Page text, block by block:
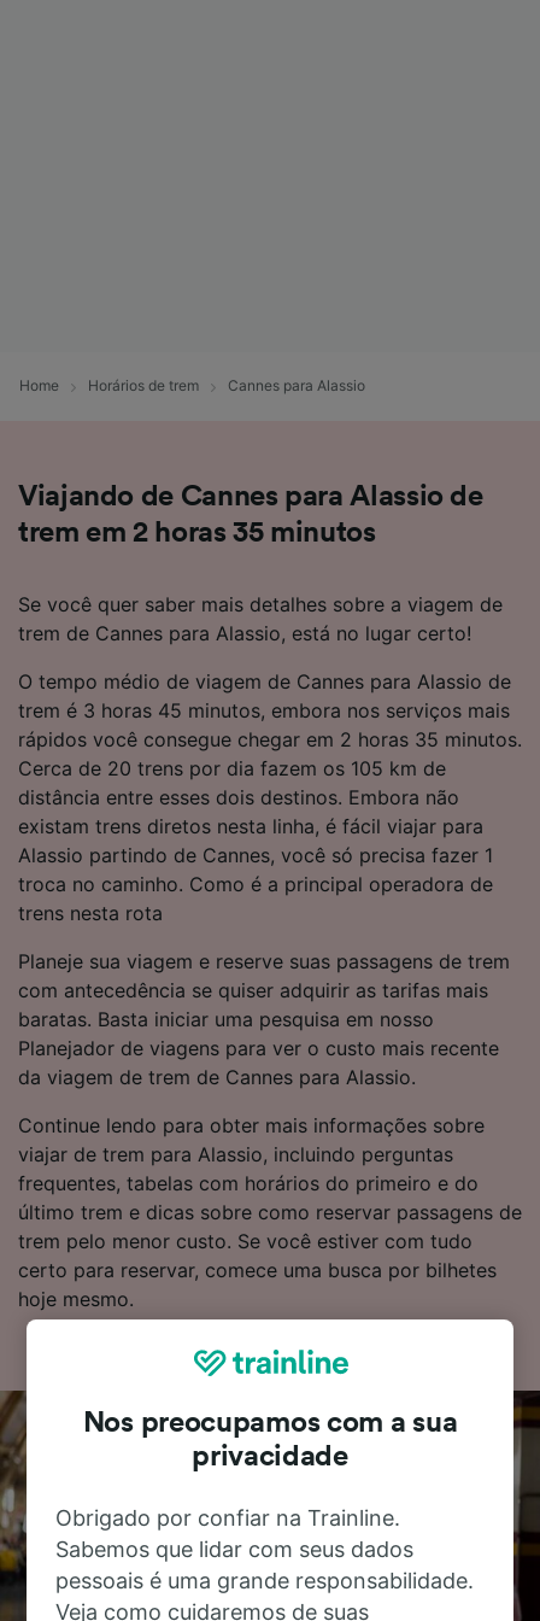
Home Horários de trem Cannes para Alassio
Viajando de Cannes para Alassio de
trem em 2 horas 35 minutos
Se você quer saber mais detalhes sobre a viagem de
trem de Cannes para Alassio, está no lugar certo!
O tempo médio de viagem de Cannes para Alassio de
trem é 3 horas 45 minutos, embora nos serviços mais
rápidos você consegue chegar em 2 horas 35 minutos.
Cerca de 20 trens por dia fazem os 105 km de
distância entre esses dois destinos. Embora não
existam trens diretos nesta linha, é fácil viajar para
Alassio partindo de Cannes, você só precisa fazer 1
troca no caminho. Como é a principal operadora de
trens nesta rota
Planeje sua viagem e reserve suas passagens de trem
com antecedência se quiser adquirir as tarifas mais
baratas. Basta iniciar uma pesquisa em nosso
Planejador de viagens para ver o custo mais recente
da viagem de trem de Cannes para Alassio.
Continue lendo para obter mais informações sobre
viajar de trem para Alassio, incluindo perguntas
frequentes, tabelas com horários do primeiro e do
último trem e dicas sobre como reservar passagens de
trem pelo menor custo. Se você estiver com tudo
certo para reservar, comece uma busca por bilhetes
hoje mesmo.
Nos preocupamos com a sua
privacidade
Obrigado por confiar na Trainline.
Sabemos que lidar com seus dados
pessoais é uma grande responsabilidade.
Veja como cuidaremos de suas